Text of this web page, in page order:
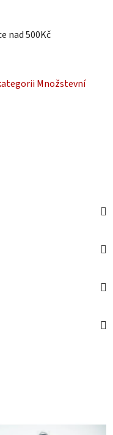
nad 500Kč
Množstevní